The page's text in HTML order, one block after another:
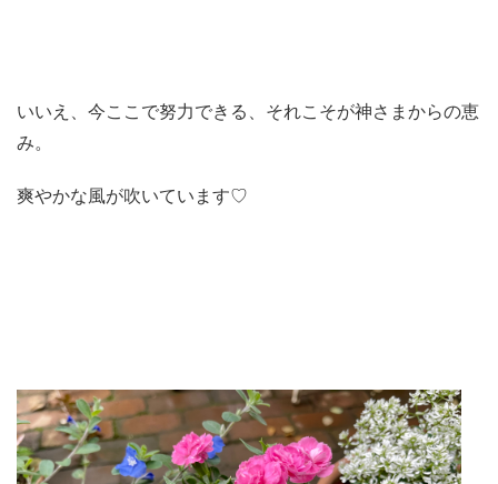
いいえ、今ここで努力できる、それこそが神さまからの恵
み。
爽やかな風が吹いています♡